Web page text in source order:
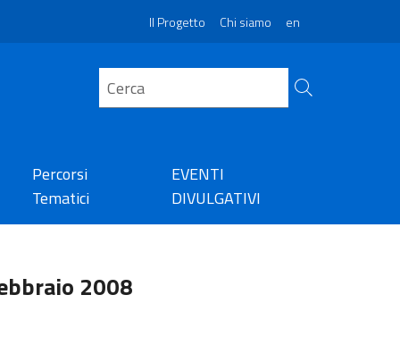
Il Progetto Chi siamo en
Percorsi
Tematici
EVENTI
DIVULGATIVI
2008